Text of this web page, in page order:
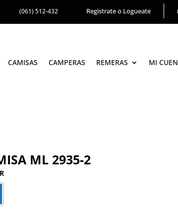
(061) 512-432 Registrate o Logueate
CAMISAS CAMPERAS REMERAS MI
ML 2935-2